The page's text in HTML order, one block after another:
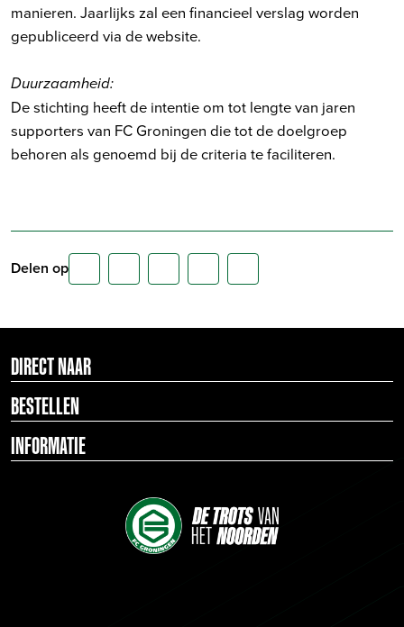
manieren. Jaarlijks zal een financieel verslag worden
gepubliceerd via de website.
Duurzaamheid:
De stichting heeft de intentie om tot lengte van jaren
supporters van FC Groningen die tot de doelgroep
behoren als genoemd bij de criteria te faciliteren.
Delen op
DIRECT NAAR
BESTELLEN
INFORMATIE